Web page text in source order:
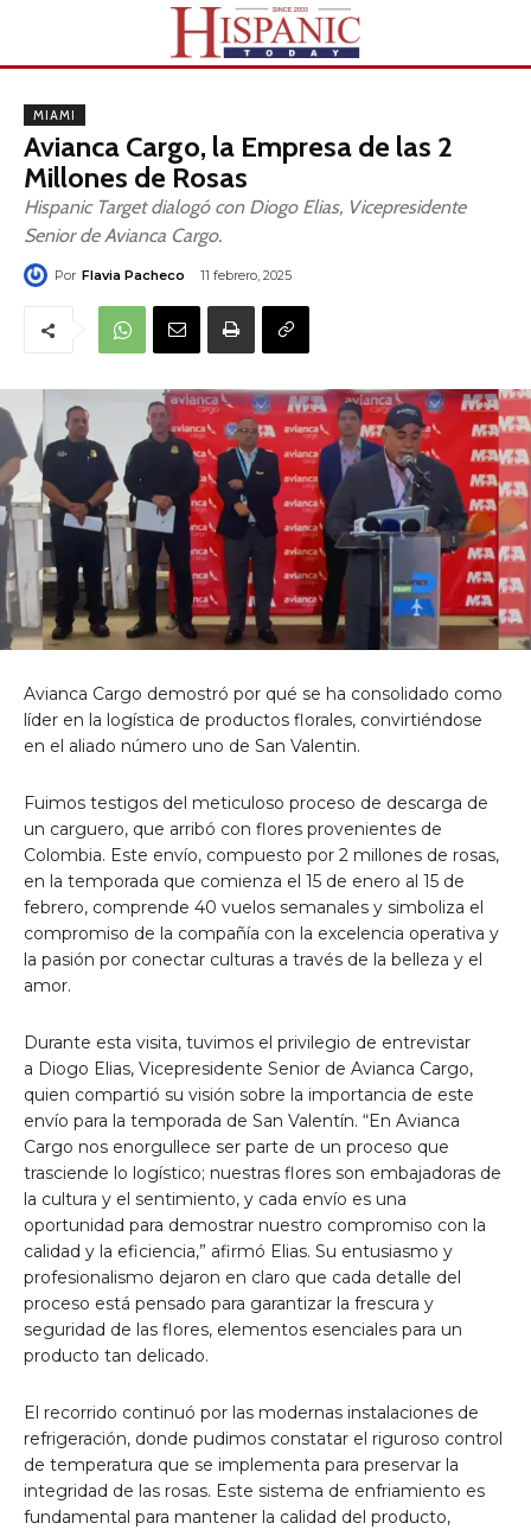
MIAMI
Avianca Cargo, la Empresa de las 2
Millones de Rosas
Hispanic Target dialogó con Diogo Elias, Vicepresidente
Senior de Avianca Cargo.
Por Flavia Pacheco 11 febrero, 2025
Avianca Cargo demostró por qué se ha consolidado como
líder en la logística de productos florales, convirtiéndose
en el aliado número uno de San Valentin.
Fuimos testigos del meticuloso proceso de descarga de
un carguero, que arribó con flores provenientes de
Colombia. Este envío, compuesto por 2 millones de rosas,
en la temporada que comienza el 15 de enero al 15 de
febrero, comprende 40 vuelos semanales y simboliza el
compromiso de la compañía con la excelencia operativa y
la pasión por conectar culturas a través de la belleza y el
amor.
Durante esta visita, tuvimos el privilegio de entrevistar
a Diogo Elias, Vicepresidente Senior de Avianca Cargo,
quien compartió su visión sobre la importancia de este
envío para la temporada de San Valentín. “En Avianca
Cargo nos enorgullece ser parte de un proceso que
trasciende lo logístico; nuestras flores son embajadoras de
la cultura y el sentimiento, y cada envío es una
oportunidad para demostrar nuestro compromiso con la
calidad y la eficiencia,” afirmó Elias. Su entusiasmo y
profesionalismo dejaron en claro que cada detalle del
proceso está pensado para garantizar la frescura y
seguridad de las flores, elementos esenciales para un
producto tan delicado.
El recorrido continuó por las modernas instalaciones de
refrigeración, donde pudimos constatar el riguroso control
de temperatura que se implementa para preservar la
integridad de las rosas. Este sistema de enfriamiento es
fundamental para mantener la calidad del producto,